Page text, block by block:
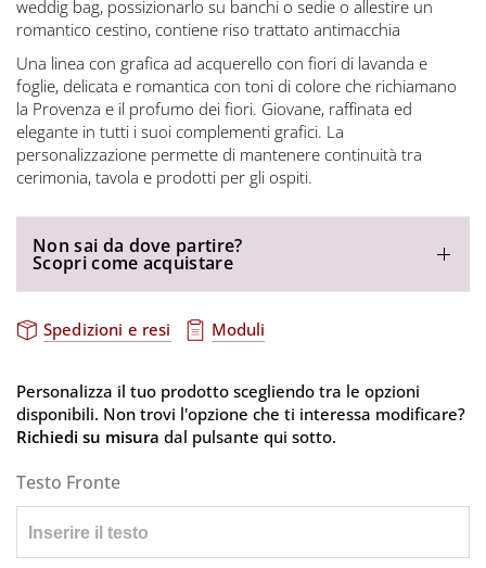
weddig bag, possizionarlo su banchi o sedie o allestire un
romantico cestino, contiene riso trattato antimacchia
Una linea con grafica ad acquerello con fiori di lavanda e
foglie, delicata e romantica con toni di colore che richiamano
la Provenza e il profumo dei fiori. Giovane, raffinata ed
elegante in tutti i suoi complementi grafici. La
personalizzazione permette di mantenere continuità tra
cerimonia, tavola e prodotti per gli ospiti.
Non sai da dove partire?
Scopri come acquistare
Spedizioni e resi Moduli
Personalizza il tuo prodotto scegliendo tra le opzioni
disponibili. Non trovi l'opzione che ti interessa modificare?
Richiedi su misura dal pulsante qui sotto.
Testo Fronte